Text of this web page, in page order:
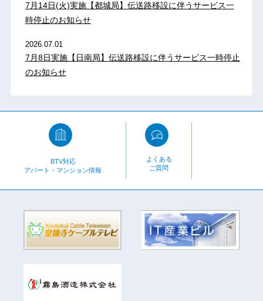
7月14日(火)実施【都城局】伝送路移設に伴うサービス一
時停止のお知らせ
2026.07.01
7月8日実施【日南局】伝送路移設に伴うサービス一時停止
のお知らせ
BTV対応
アパート・マンション情報
よくある
ご質問